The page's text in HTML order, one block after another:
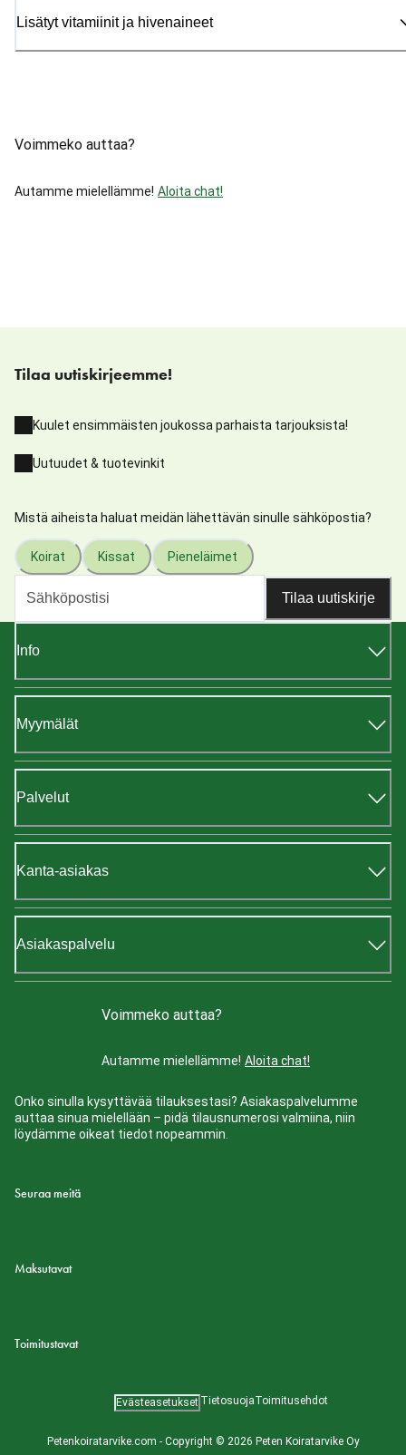
Lisätyt vitamiinit ja hivenaineet
Voimmeko auttaa?
Autamme mielellämme! Aloita chat!
Tilaa uutiskirjeemme!
Kuulet ensimmäisten joukossa parhaista tarjouksista!
Uutuudet & tuotevinkit
Mistä aiheista haluat meidän lähettävän sinulle sähköpostia?
Koirat Kissat Pieneläimet
Tilaa uutiskirje
Info
Myymälät
Palvelut
Kanta-asiakas
Asiakaspalvelu
Voimmeko auttaa?
Autamme mielellämme! Aloita chat!
Onko sinulla kysyttävää tilauksestasi? Asiakaspalvelumme
auttaa sinua mielellään – pidä tilausnumerosi valmiina, niin
löydämme oikeat tiedot nopeammin.
Seuraa meitä
Maksutavat
Toimitustavat
Petenkoiratarvike.com - Copyright © 2026 Peten Koiratarvike Oy
Evästeasetukset TietosuojaToimitusehdot